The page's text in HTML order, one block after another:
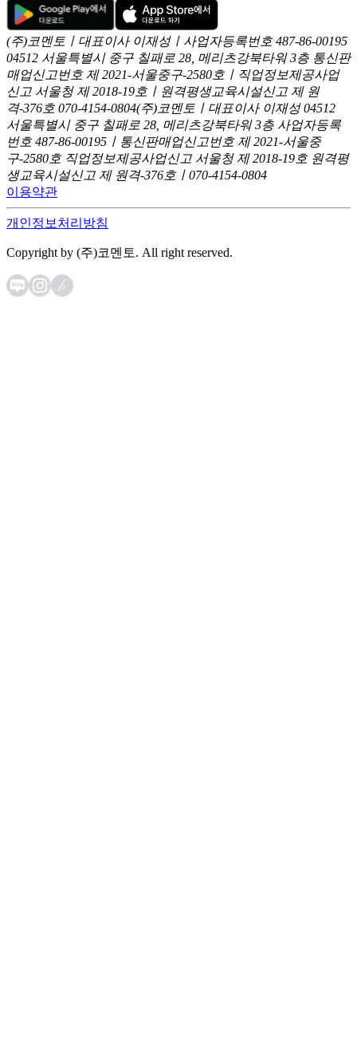
(주)코멘토ㅣ대표이사 이재성ㅣ사업자등록번호 487-86-00195
04512 서울특별시 중구 칠패로 28, 메리츠강북타워 3층 통신판
매업신고번호 제 2021-서울중구-2580호ㅣ직업정보제공사업
신고 서울청 제 2018-19호ㅣ원격평생교육시설신고 제 원
격-376호 070-4154-0804(주)코멘토ㅣ대표이사 이재성 04512
서울특별시 중구 칠패로 28, 메리츠강북타워 3층 사업자등록
번호 487-86-00195ㅣ통신판매업신고번호 제 2021-서울중
구-2580호 직업정보제공사업신고 서울청 제 2018-19호 원격평
생교육시설신고 제 원격-376호ㅣ070-4154-0804
이용약관
개인정보처리방침
Copyright by (주)코멘토. All right reserved.